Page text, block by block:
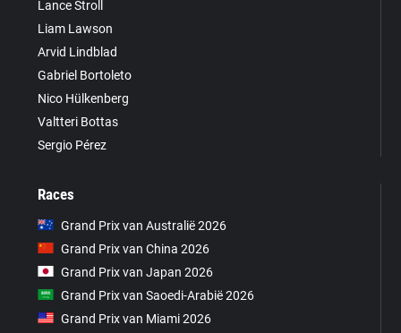
Lance Stroll
Liam Lawson
Arvid Lindblad
Gabriel Bortoleto
Nico Hülkenberg
Valtteri Bottas
Sergio Pérez
Races
Grand Prix van Australië 2026
Grand Prix van China 2026
Grand Prix van Japan 2026
Grand Prix van Saoedi-Arabië 2026
Grand Prix van Miami 2026